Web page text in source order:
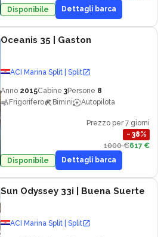
Disponibile
Dettagli barca
Oceanis 35 | Gaston
ACI Marina Split | Split
Anno 2015Cabine 3Persone 8
Frigorifero
Bimini Autopilota
Prezzo per 7 giorni
− 38%
1000 €617 €
Disponibile
Dettagli barca
Sun Odyssey 33i | Buena Suerte
ACI Marina Split | Split